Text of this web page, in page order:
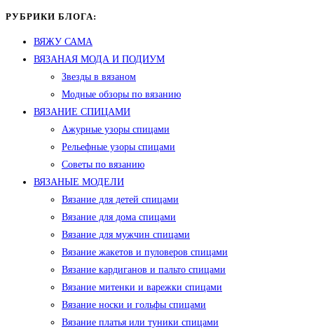
РУБРИКИ БЛОГА:
ВЯЖУ САМА
ВЯЗАНАЯ МОДА И ПОДИУМ
Звезды в вязаном
Модные обзоры по вязанию
ВЯЗАНИЕ СПИЦАМИ
Ажурные узоры спицами
Рельефные узоры спицами
Советы по вязанию
ВЯЗАНЫЕ МОДЕЛИ
Вязание для детей спицами
Вязание для дома спицами
Вязание для мужчин спицами
Вязание жакетов и пуловеров спицами
Вязание кардиганов и пальто спицами
Вязание митенки и варежки спицами
Вязание носки и гольфы спицами
Вязание платья или туники спицами